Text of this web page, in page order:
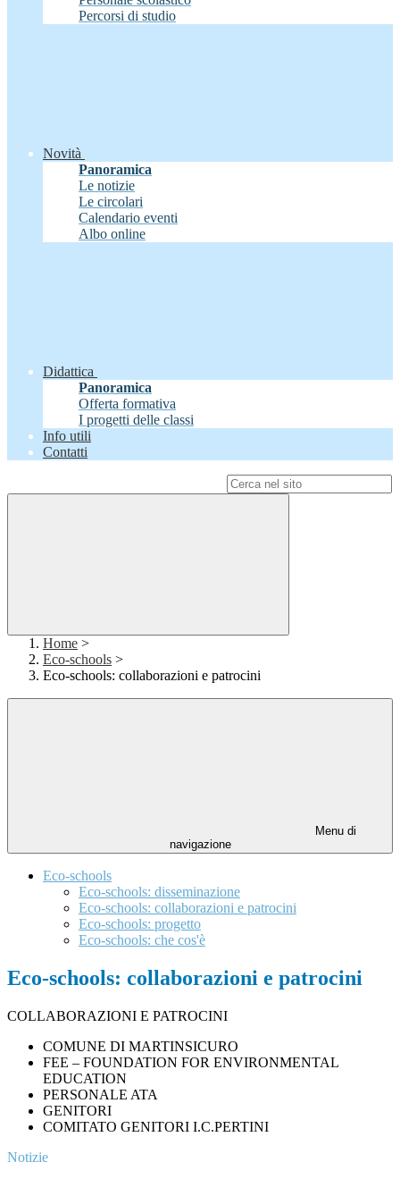
Percorsi di studio
Novità
Panoramica
Le notizie
Le circolari
Calendario eventi
Albo online
Didattica
Panoramica
Offerta formativa
I progetti delle classi
Info utili
Contatti
Home >
Eco-schools >
Eco-schools: collaborazioni e patrocini
Menu di
navigazione
Eco-schools
Eco-schools: disseminazione
Eco-schools: collaborazioni e patrocini
Eco-schools: progetto
Eco-schools: che cos'è
Eco-schools: collaborazioni e patrocini
COLLABORAZIONI E PATROCINI
COMUNE DI MARTINSICURO
FEE – FOUNDATION FOR ENVIRONMENTAL
EDUCATION
PERSONALE ATA
GENITORI
COMITATO GENITORI I.C.PERTINI
Notizie